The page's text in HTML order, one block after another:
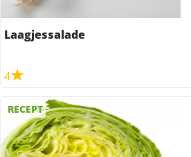
Laagjessalade
4
RECEPT